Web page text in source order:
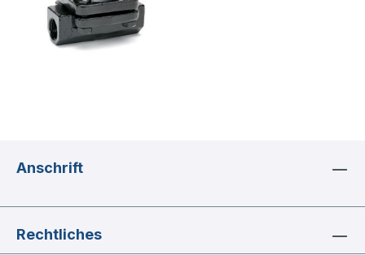
Anschrift
Rechtliches